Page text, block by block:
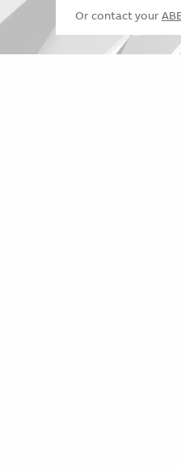
Or contact your